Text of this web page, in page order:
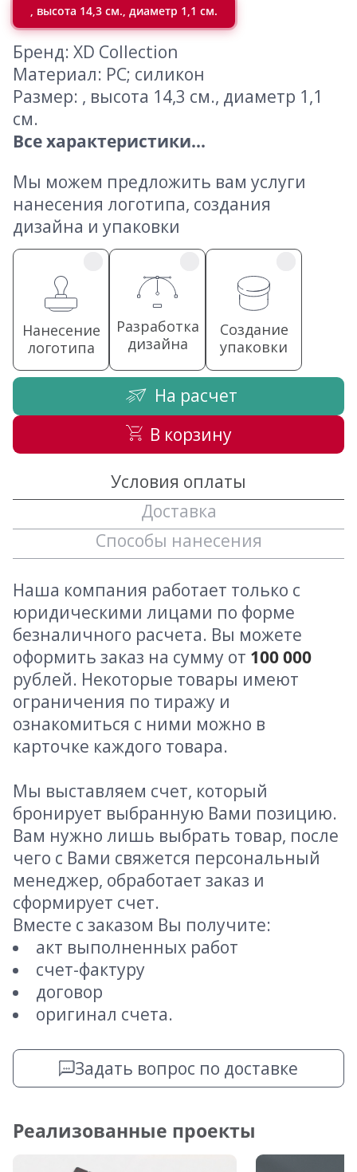
, высота 14,3 см., диаметр 1,1 см.
Бренд: XD Collection
Материал: PC; силикон
Размер: , высота 14,3 см., диаметр 1,1
см.
Все характеристики...
Мы можем предложить вам услуги
нанесения логотипа, создания
дизайна и упаковки
Нанесение
логотипа
Разработка
дизайна
Создание
упаковки
На расчет
В корзину
Условия оплаты
Доставка
Способы нанесения
Наша компания работает только с
юридическими лицами по форме
безналичного расчета. Вы можете
оформить заказ на сумму от 100 000
рублей. Некоторые товары имеют
ограничения по тиражу и
ознакомиться с ними можно в
карточке каждого товара.
Мы выставляем счет, который
бронирует выбранную Вами позицию.
Вам нужно лишь выбрать товар, после
чего с Вами свяжется персональный
менеджер, обработает заказ и
сформирует счет.
Вместе с заказом Вы получите:
акт выполненных работ
счет-фактуру
договор
оригинал счета.
Задать вопрос по доставке
Реализованные проекты